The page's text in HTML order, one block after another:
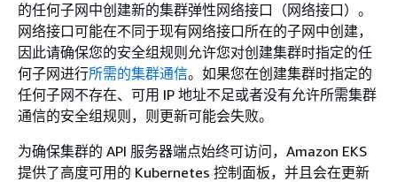
的任何子网中创建新的集群弹性网络接口（网络接口）。
网络接口可能在不同于现有网络接口所在的子网中创建，
因此请确保您的安全组规则允许您对创建集群时指定的任
何子网进行所需的集群通信。如果您在创建集群时指定的
任何子网不存在、可用 IP 地址不足或者没有允许所需集群
通信的安全组规则，则更新可能会失败。
为确保集群的 API 服务器端点始终可访问，Amazon EKS
提供了高度可用的 Kubernetes 控制面板，并且会在更新